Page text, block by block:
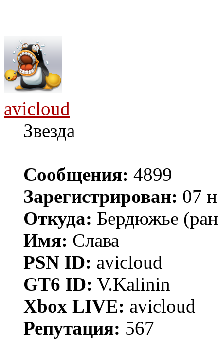
avicloud
Звезда
Сообщения: 4899
Зарегистрирован: 07
Откуда: Бердюжье
Имя: Слава
PSN ID: avicloud
GT6 ID: V.Kalinin
Xbox LIVE: avicloud
Репутация: 567